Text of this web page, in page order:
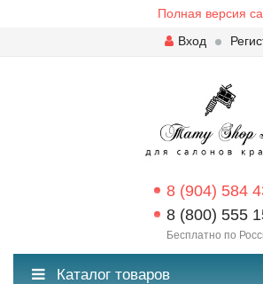
Полная версия
Вход
8 (904) 584
8 (800) 555
Бесплатно по
Каталог товаров